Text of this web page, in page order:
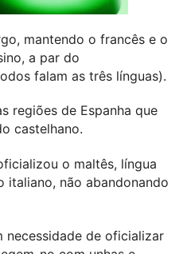
mantendo o francês e o
a par do
falam as três línguas).
regiões de Espanha que
castelhano.
o maltês, língua
italiano, não abandonando
necessidade de oficializar